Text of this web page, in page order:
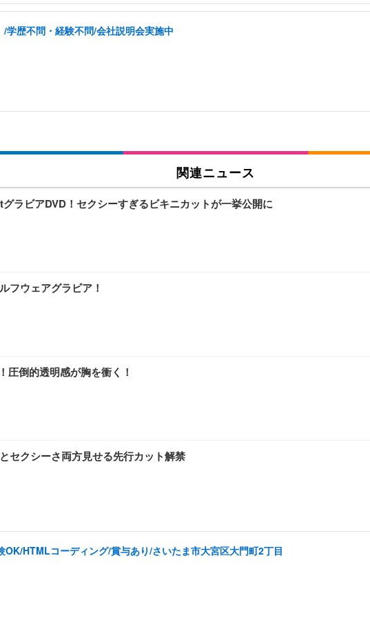
学歴不問・経験不問/会社説明会実施中
関連ニュース
ラビアDVD！セクシーすぎるビキニカットが一挙公開に
フウェアグラビア！
圧倒的透明感が胸を衝く！
セクシーさ両方見せる先行カット解禁
HTMLコーディング/賞与あり/さいたま市大宮区大門町2丁目